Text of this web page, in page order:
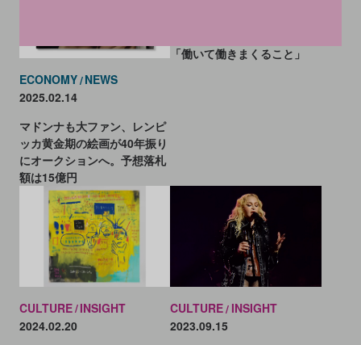
ECONOMY NEWS
2025.02.14
マドンナも大ファン、レンピ
ッカ黄金期の絵画が40年振り
にオークションへ。予想落札
額は15億円
「働いて働きまくること」
CULTURE INSIGHT
2024.02.20
CULTURE INSIGHT
2023.09.15